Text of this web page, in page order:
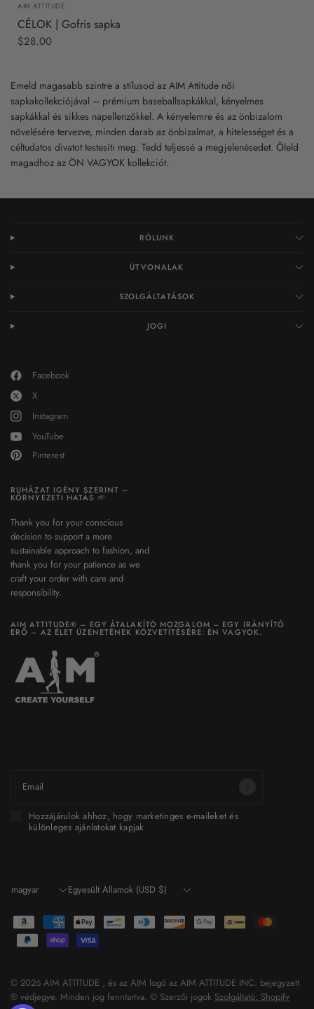
AIM ATTITUDE
CÉLOK | Gofris sapka
$28.00
Emeld magasabb szintre a stílusod az AIM Attitude női
sapkakollekciójával – prémium baseballsapkákkal, kényelmes
sapkákkal és sikkes napellenzőkkel. A kényelemre és az önbizalom
növelésére tervezve, minden darab az önbizalmat, a hitelességet és a
céltudatos divatot testesíti meg. Tedd teljessé a megjelenésedet. Öleld
magadhoz az ÖN VAGYOK kollekciót.
RÓLUNK
ÚTVONALAK
SZOLGÁLTATÁSOK
JOGI
Facebook
X
Instagram
YouTube
Pinterest
RUHÁZAT IGÉNY SZERINT –
KÖRNYEZETI HATÁS 🌱
Thank you for your conscious
decision to support a more
sustainable approach to fashion, and
thank you for your patience as we
craft your order with care and
responsibility.
AIM ATTITUDE® – EGY ÁTALAKÍTÓ MOZGALOM – EGY IRÁNYÍTÓ
ERŐ – AZ ÉLET ÜZENETÉNEK KÖZVETÍTÉSÉRE: ÉN VAGYOK.
Email
Hozzájárulok ahhoz, hogy marketinges e-maileket és
különleges ajánlatokat kapjak
Ország/régió Ország/régió
© 2026 AIM ATTITUDE , és az AIM logó az AIM ATTITUDE INC. bejegyzett
®️ védjegye. Minden jog fenntartva. ©️ Szerzői jogok Szolgáltató: Shopify